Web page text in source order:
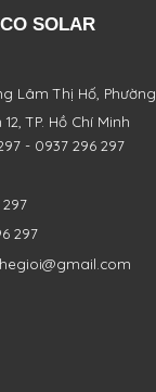
SOLAR
Lâm Thị Hố, Phường
TP. Hồ Chí Minh
- 0937 296 297
297